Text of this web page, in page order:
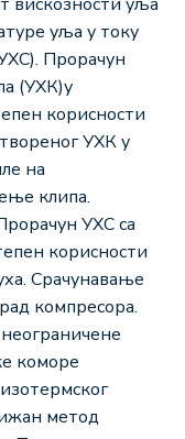
уља у току
Прорачун
(УХК)у
корисности
УХК у
на
клипа.
УХС са
корисности
Срачунавање
компресора.
коморе
метод